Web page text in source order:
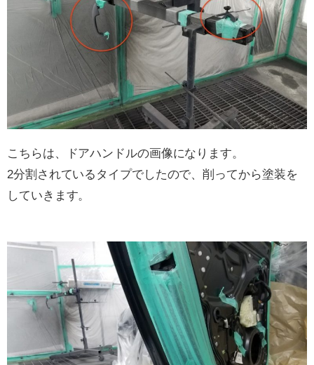
こちらは、ドアハンドルの画像になります。
2分割されているタイプでしたので、削ってから塗装を
していきます。